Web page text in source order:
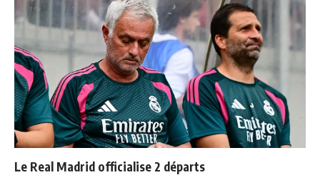
Le Real Madrid officialise 2 départs